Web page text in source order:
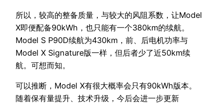
所以，较高的整备质量，与较大的风阻系数，让Model
X即便配备90kWh，也只能有一个380km的续航。
Model S P90D续航为430km，前、后电机功率与
Model X Signature版一样，但后者少了近50km续
航。可想而知。
可以推断，Model X有很大概率会只有90kWh版本。
随着保有量提升、技术升级，今后会进一步更新